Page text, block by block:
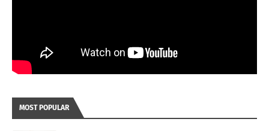
MOST POPULAR